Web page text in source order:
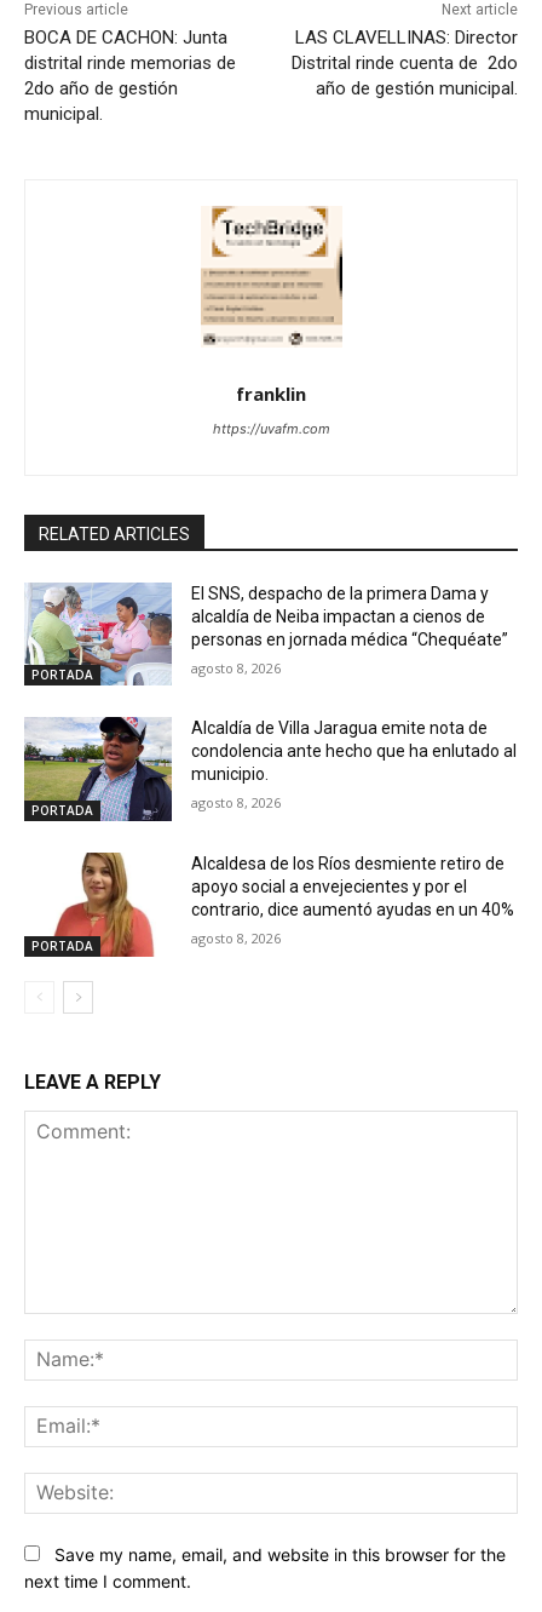
Previous article
BOCA DE CACHON: Junta
distrital rinde memorias de
2do año de gestión
municipal.
Next article
LAS CLAVELLINAS: Director
Distrital rinde cuenta de 2do
año de gestión municipal.
franklin
https://uvafm.com
RELATED ARTICLES
PORTADA
El SNS, despacho de la primera Dama y
alcaldía de Neiba impactan a cienos de
personas en jornada médica “Chequéate”
agosto 8, 2026
PORTADA
Alcaldía de Villa Jaragua emite nota de
condolencia ante hecho que ha enlutado al
municipio.
agosto 8, 2026
PORTADA
Alcaldesa de los Ríos desmiente retiro de
apoyo social a envejecientes y por el
contrario, dice aumentó ayudas en un 40%
agosto 8, 2026
LEAVE A REPLY
Save my name, email, and website in this browser for the
next time I comment.